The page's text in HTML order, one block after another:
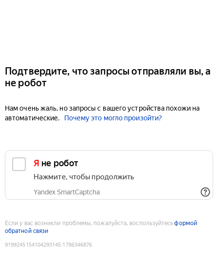
Подтвердите, что запросы отправляли вы, а
не робот
Нам очень жаль, но запросы с вашего устройства похожи на
автоматические.
Почему это могло произойти?
Я не робот
Нажмите, чтобы продолжить
Yandex SmartCaptcha
Если у вас возникли проблемы, пожалуйста, воспользуйтесьформой
обратной связи
9199245154104293145:1786346876